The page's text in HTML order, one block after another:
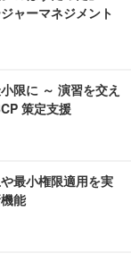
ャーマネジメント
限に ～ 演習を交え
策定支援
最小権限適用を実
能